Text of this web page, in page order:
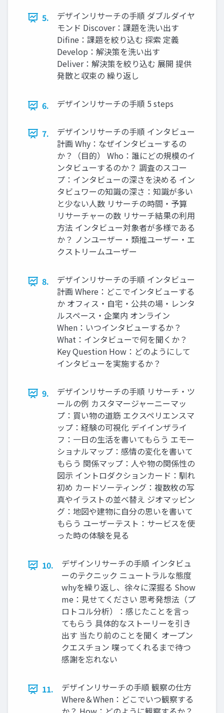
5.
デザインリサーチの手順 ダブルダイヤ
モンド Discover：課題を洗い出す
Difine：課題を絞り込む 探索 定義
Develop：解決策を洗い出す
Deliver：解決策を絞り込む 展開 提供
発散と収束の 繰り返し
6. デザインリサーチの手順 5 steps
7.
デザインリサーチの手順 インタビュー
計画 Why：なぜインタビューするの
か？（目的） Who：誰にどの規模のイ
ンタビューするのか？ 調査のスコー
プ：インタビューの深さを決める イン
タビュワーの知識の深さ：知識が多い
と少ない人数 リサーチの時間・予算
リサーチャーの数 リサーチ結果の利用
方法 インタビュー対象者が多様である
か？ ノンユーザー・類推ユーザー・エ
クストリームユーザー
8.
デザインリサーチの手順 インタビュー
計画 Where：どこでインタビューする
か オフィス・自宅・公共の場・レンタ
ルスペース・企業内 オンライン
When：いつインタビューするか？
What：インタビューで何を聞くか？
Key Question How：どのようにして
インタビューを実施するか？
9.
デザインリサーチの手順 リサーチ・ツ
ールの例 カスタマージャーニーマッ
プ：買い物の道筋 エクスペリエンスマ
ップ：経験の可視化 デイインザライ
フ：一日の生活を書いてもらう エモー
ショナルマップ：感情の変化を書いて
もらう 関係マップ：人や物の関係性の
図示 イントロダクションカード：馴れ
初め カードソーティング：複数枚の写
真やイラストの並べ替え ジオマッピン
グ：地図や建物に自分の思いを書いて
もらう ユーザーテスト：サービスを使
った時の体験を見る
10.
デザインリサーチの手順 インタビュ
ーのテクニック ニュートラルな態度
whyを繰り返し、徐々に深掘る Show
me：見せてください 思考発想法（プ
ロトコル分析）：感じたことを言っ
てもらう 具体的なストーリーを引き
出す 当たり前のことを聞く オープン
クエスチョン 喋ってくれるまで待つ
感謝を忘れない
11.
デザインリサーチの手順 観察の仕方
Where＆When：どこでいつ観察する